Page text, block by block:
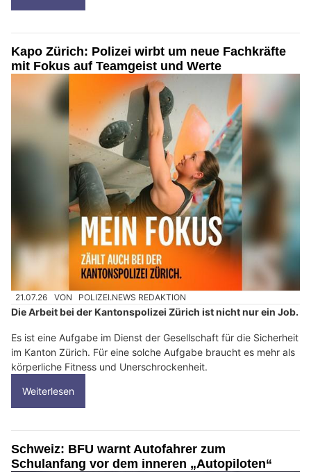
Kapo Zürich: Polizei wirbt um neue Fachkräfte
mit Fokus auf Teamgeist und Werte
21.07.26 VON POLIZEI.NEWS REDAKTION
Die Arbeit bei der Kantonspolizei Zürich ist nicht nur ein Job.
Es ist eine Aufgabe im Dienst der Gesellschaft für die Sicherheit
im Kanton Zürich. Für eine solche Aufgabe braucht es mehr als
körperliche Fitness und Unerschrockenheit.
Weiterlesen
Schweiz: BFU warnt Autofahrer zum
Schulanfang vor dem inneren „Autopiloten“